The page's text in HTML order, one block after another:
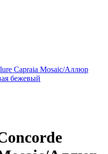
Capraia Mosaic/Аллюр
бежевый